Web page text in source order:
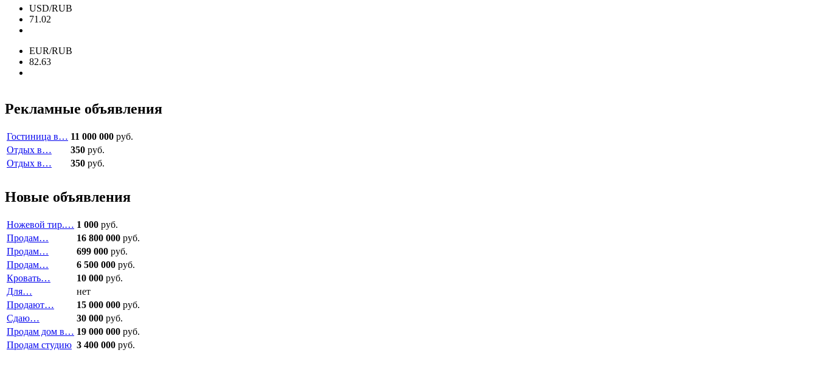
USD/RUB
71.02
EUR/RUB
82.63
Рекламные объявления
Гостиница в… 11 000 000 руб.
Отдых в…
350 руб.
Отдых в…
350 руб.
Новые объявления
Ножевой тир.… 1 000 руб.
Продам…
16 800 000 руб.
Продам…
699 000 руб.
Продам…
6 500 000 руб.
Кровать…
10 000 руб.
Для…
нет
Продают…
15 000 000 руб.
Сдаю…
30 000 руб.
Продам дом в… 19 000 000 руб.
Продам студию 3 400 000 руб.